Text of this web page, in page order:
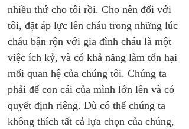
nhiều thứ cho tôi rồi. Cho nên đối với
tôi, đặt áp lực lên cháu trong những lúc
cháu bận rộn với gia đình cháu là một
việc ích kỷ, và có khả năng làm tổn hại
mối quan hệ của chúng tôi. Chúng ta
phải để con cái của mình lớn lên và có
quyết định riêng. Dù có thể chúng ta
không thích tất cả lựa chọn của chúng,